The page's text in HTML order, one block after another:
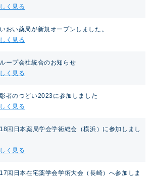
く見る
おい薬局が新規オープンしました。
く見る
ープ会社統合のお知らせ
く見る
者のつどい2023に参加しました
く見る
回日本薬局学会学術総会（横浜）に参加しまし
く見る
回日本在宅薬学会学術大会（長崎）へ参加しま